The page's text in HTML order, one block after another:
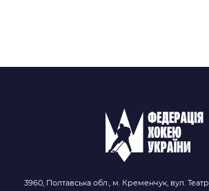
3960, Полтавська обл., м. Кременчук, вул.